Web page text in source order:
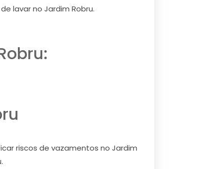
lavar no Jardim Robru.
riscos de vazamentos no Jardim